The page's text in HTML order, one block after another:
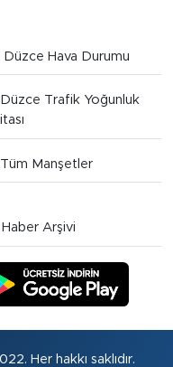
Düzce Hava Durumu
Düzce Trafik Yoğunluk
Tüm Manşetler
Haber Arşivi
Her hakkı saklıdır.